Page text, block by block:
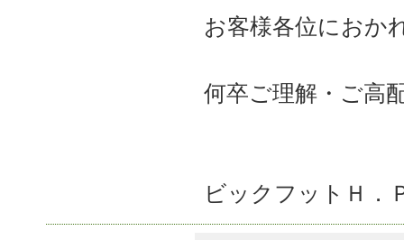
お客様各位におか
何卒ご理解・ご高
ビックフットＨ．